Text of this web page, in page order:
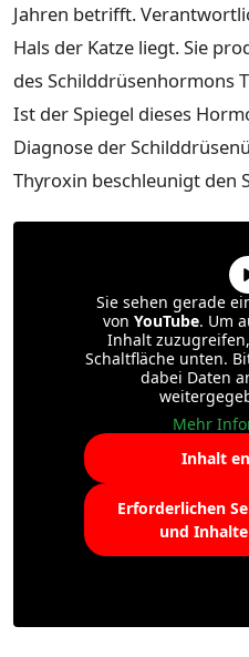
Jahren betrifft.
Hals der Katze liegt. Sie
des Schilddrüsenhormons
Ist der Spiegel dieses
Diagnose der
Thyroxin beschleunigt den
Sie sehen gerade
von YouTube. Um
Inhalt
Schaltfläche unten.
dabei Daten
Mehr
Inhalt
Erforderlichen
und